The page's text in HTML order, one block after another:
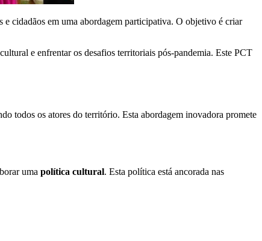
e cidadãos em uma abordagem participativa. O objetivo é criar
e enfrentar os desafios territoriais pós-pandemia. Este PCT
todos os atores do território. Esta abordagem inovadora promete
uma política cultural. Esta política está ancorada nas